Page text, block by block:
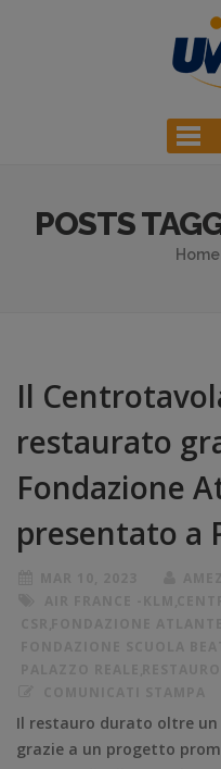
POSTS
Home
Il
restaurato
Fondazione
presentato a
Il restauro durato oltre
grazie a un progetto